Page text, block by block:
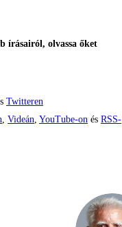
írásairól, olvassa őket
Twitteren
Videán YouTube-on és RSS-